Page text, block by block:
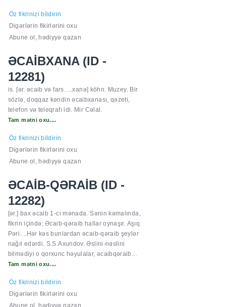
Öz fikrinizi bildirin
Digərlərin fikirlərini oxu
Abune ol, hədiyyə qazan
ƏCAİBXANA (ID -
12281)
is. [ər. əcaib və fars. ...xanə] köhn. Muzey. Bir
sözlə, doqqaz kəndin əcaibxanası, qəzeti,
telefon və teleqrafı idi. Mir Cəlal.
Tam mətni oxu....
Öz fikrinizi bildirin
Digərlərin fikirlərini oxu
Abune ol, hədiyyə qazan
ƏCAİB-QƏRAİB (ID -
12282)
[ər.] bax əcaib 1-ci mənada. Sənin kəmalında,
fikrin içində; Əcaib-qəraib hallar oynaşır. Aşıq
Pəri. ..Hər kəs bunlardan əcaib-qəraib şeylər
nağıl edərdi. S.S.Axundov. Əslini-nəslini
bilmədiyi o qorxunc həyulalar, əcaibqəraib...
Tam mətni oxu....
Öz fikrinizi bildirin
Digərlərin fikirlərini oxu